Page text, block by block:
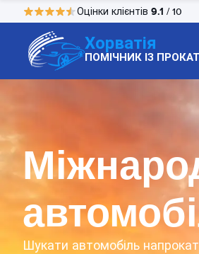
Оцінки клієнтів 9.1 / 10
Хорватія
ПОМІЧНИК ІЗ
Шукати автомобіль